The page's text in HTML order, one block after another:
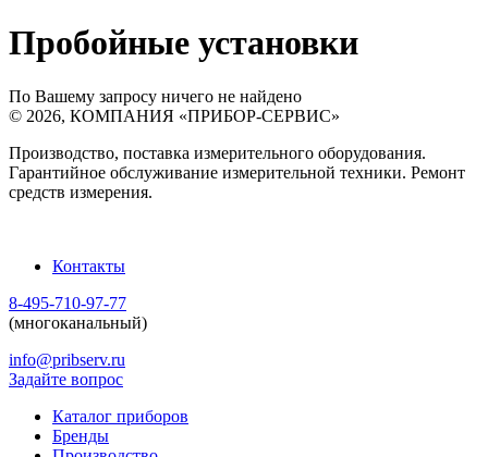
Пробойные установки
По Вашему запросу ничего не найдено
© 2026, КОМПАНИЯ «ПРИБОР-СЕРВИС»
Производство, поставка измерительного оборудования.
Гарантийное обслуживание измерительной техники. Ремонт
средств измерения.
Контакты
8-495-710-97-77
(многоканальный)
info@pribserv.ru
Задайте вопрос
Каталог приборов
Бренды